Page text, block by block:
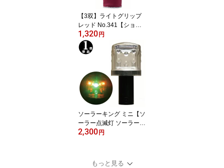
【3双】ライトグリップ
レッド No.341【ショー
ワ 手袋】
1,320 円
ソーラーキング ミニ【ソ
ーラー点滅灯 ソーラー工
事灯 LED工事灯 工事 保
2,300 円
もっと見る